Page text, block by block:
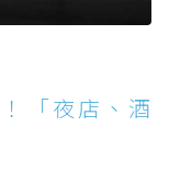
「夜店、酒